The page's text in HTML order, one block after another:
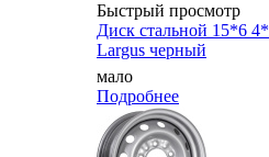
Быстрый просмотр
Диск стальной 15*6
Largus черный
мало
Подробнее